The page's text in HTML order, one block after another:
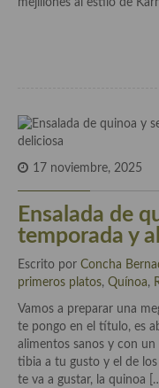
Cocina Oriental
Cocina Japonesa
Cocina Vietnamita
Cocina camboyana
Cocina HIndú
Cocina China
mejillones al estilo de
17 noviembre, 2025
Ensalada de
temporada y
Escrito por Concha
primeros platos, Quínoa,
Vamos a preparar una
te pongo en el título, es
alimentos sanos y con
tibia a tu gusto y el de
te va a gustar, la quinoa